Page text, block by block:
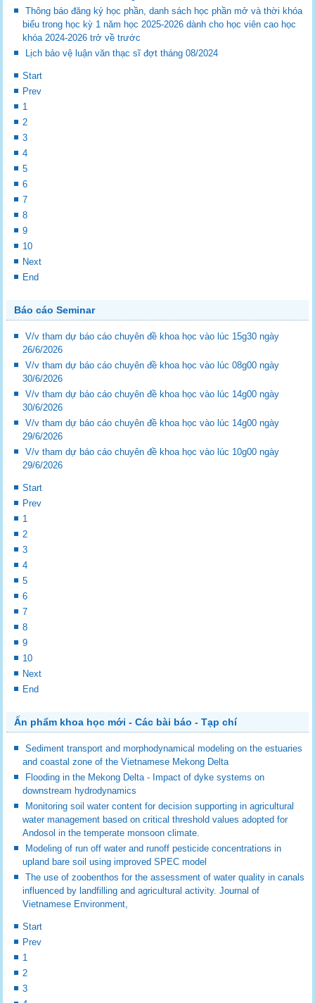
Thông báo đăng ký học phần, danh sách học phần mở và thời khóa
biểu trong học kỳ 1 năm học 2025-2026 dành cho học viên cao học
khóa 2024-2026 trở về trước
Lịch bảo vệ luận văn thạc sĩ đợt tháng 08/2024
Start
Prev
1
2
3
4
5
6
7
8
9
10
Next
End
Báo cáo Seminar
V/v tham dự báo cáo chuyên đề khoa học vào lúc 15g30 ngày
26/6/2026
V/v tham dự báo cáo chuyên đề khoa học vào lúc 08g00 ngày
30/6/2026
V/v tham dự báo cáo chuyên đề khoa học vào lúc 14g00 ngày
30/6/2026
V/v tham dự báo cáo chuyên đề khoa học vào lúc 14g00 ngày
29/6/2026
V/v tham dự báo cáo chuyên đề khoa học vào lúc 10g00 ngày
29/6/2026
Start
Prev
1
2
3
4
5
6
7
8
9
10
Next
End
Ấn phẩm khoa học mới - Các bài báo - Tạp chí
Sediment transport and morphodynamical modeling on the estuaries
and coastal zone of the Vietnamese Mekong Delta
Flooding in the Mekong Delta - Impact of dyke systems on
downstream hydrodynamics
Monitoring soil water content for decision supporting in agricultural
water management based on critical threshold values adopted for
Andosol in the temperate monsoon climate.
Modeling of run off water and runoff pesticide concentrations in
upland bare soil using improved SPEC model
The use of zoobenthos for the assessment of water quality in canals
influenced by landfilling and agricultural activity. Journal of
Vietnamese Environment,
Start
Prev
1
2
3